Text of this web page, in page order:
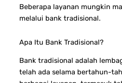
Beberapa layanan mungkin
melalui bank tradisional.
Apa Itu Bank Tradisional?
Bank tradisional adalah
telah ada selama bertahun-